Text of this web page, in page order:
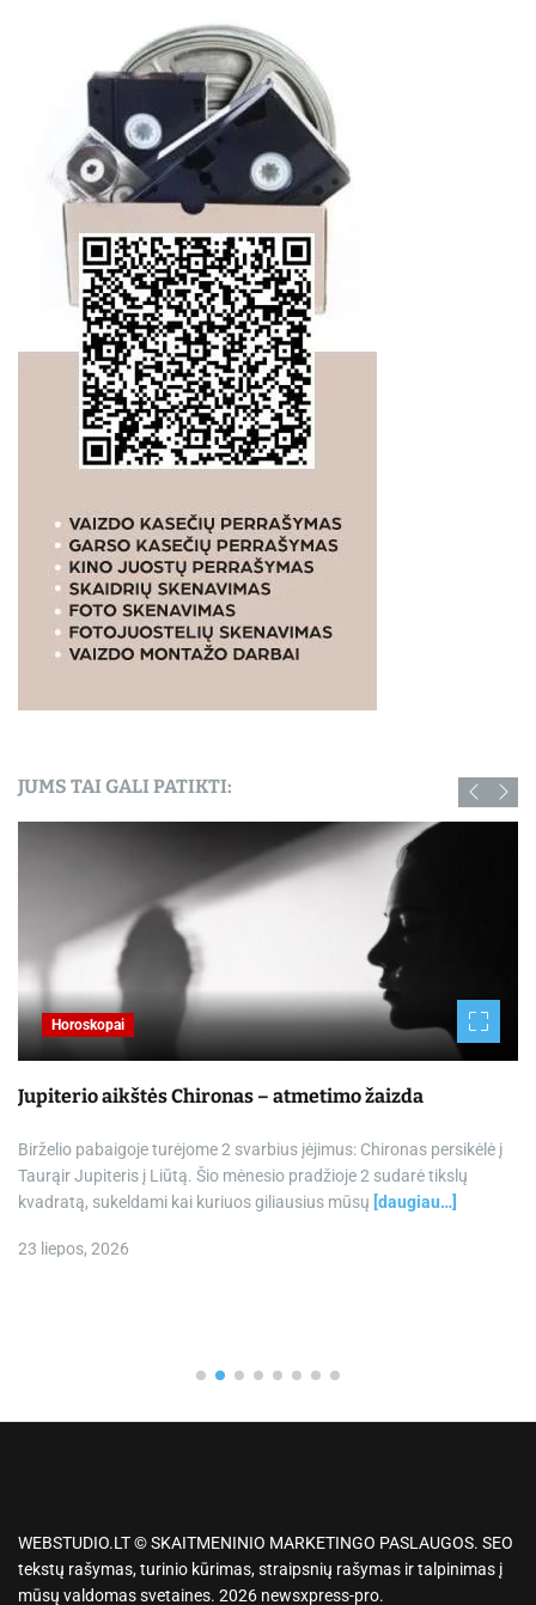
JUMS TAI GALI PATIKTI:
Horoskopai
Jupiterio aikštės Chironas – atmetimo žaizda
Birželio pabaigoje turėjome 2 svarbius įėjimus: Chironas persikėlė į
Taurąir Jupiteris į Liūtą. Šio mėnesio pradžioje 2 sudarė tikslų
kvadratą, sukeldami kai kuriuos giliausius mūsų [daugiau…]
23 liepos, 2026
WEBSTUDIO.LT © SKAITMENINIO MARKETINGO PASLAUGOS. SEO
tekstų rašymas, turinio kūrimas, straipsnių rašymas ir talpinimas į
mūsų valdomas svetaines. 2026 newsxpress-pro.